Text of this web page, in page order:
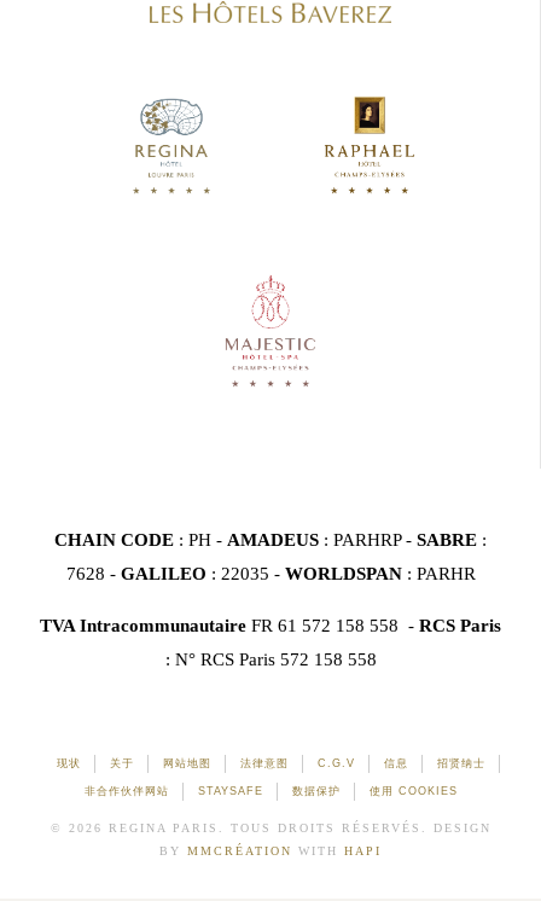
CHAIN CODE : PH - AMADEUS : PARHRP - SABRE :
7628 - GALILEO : 22035 - WORLDSPAN : PARHR
TVA Intracommunautaire FR 61 572 158 558 - RCS Paris
: N° RCS Paris 572 158 558
现状 关于 网站地图 法律意图 C.G.V 信息 招贤纳士
非合作伙伴网站 STAYSAFE 数据保护 使用 COOKIES
© 2026 REGINA PARIS. TOUS DROITS RÉSERVÉS. DESIGN
BY MMCRÉATION WITH HAPI